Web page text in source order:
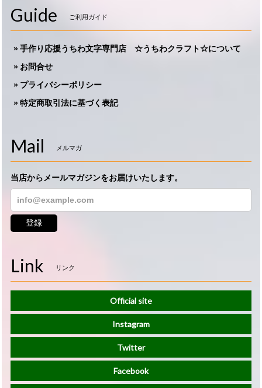
Guide ご利用ガイド
手作り応援うちわ文字専門店 ☆うちわクラフト☆について
お問合せ
プライバシーポリシー
特定商取引法に基づく表記
Mail メルマガ
当店からメールマガジンをお届けいたします。
登録
Link リンク
Official site
Instagram
Twitter
Facebook